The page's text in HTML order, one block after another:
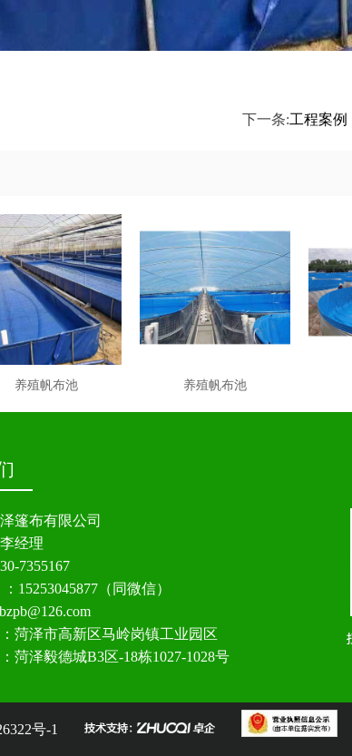
下一条:工程案例
养殖帆布池 养殖帆布池
篷布有限公司
经理
7355167
15253045877（同微信）
菏泽市高新区马岭岗镇工业园区
菏泽毅德城B3区-18栋1027-1028号
号-1